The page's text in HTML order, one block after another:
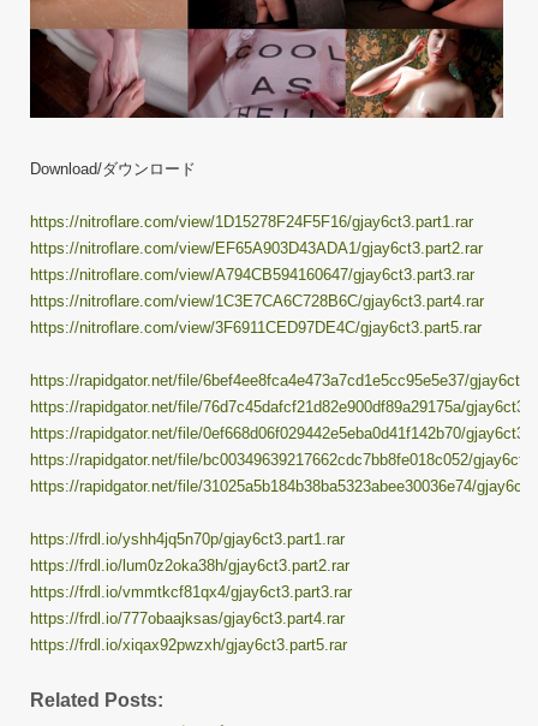
Download/ダウンロード
https://nitroflare.com/view/1D15278F24F5F16/gjay6ct3.part1.rar
https://nitroflare.com/view/EF65A903D43ADA1/gjay6ct3.part2.rar
https://nitroflare.com/view/A794CB594160647/gjay6ct3.part3.rar
https://nitroflare.com/view/1C3E7CA6C728B6C/gjay6ct3.part4.rar
https://nitroflare.com/view/3F6911CED97DE4C/gjay6ct3.part5.rar
https://rapidgator.net/file/6bef4ee8fca4e473a7cd1e5cc95e5e37/
https://rapidgator.net/file/76d7c45dafcf21d82e900df89a29175a/
https://rapidgator.net/file/0ef668d06f029442e5eba0d41f142b70/
https://rapidgator.net/file/bc00349639217662cdc7bb8fe018c052/
https://rapidgator.net/file/31025a5b184b38ba5323abee30036e74/
https://frdl.io/yshh4jq5n70p/gjay6ct3.part1.rar
https://frdl.io/lum0z2oka38h/gjay6ct3.part2.rar
https://frdl.io/vmmtkcf81qx4/gjay6ct3.part3.rar
https://frdl.io/777obaajksas/gjay6ct3.part4.rar
https://frdl.io/xiqax92pwzxh/gjay6ct3.part5.rar
Related Posts: